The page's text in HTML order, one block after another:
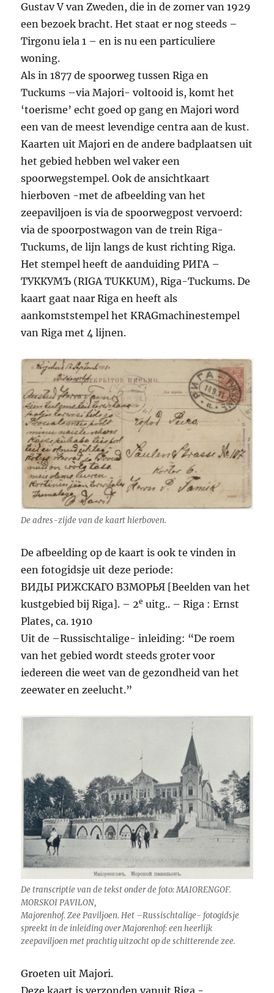
Gustav V van Zweden, die in de zomer van 1929
een bezoek bracht. Het staat er nog steeds –
Tirgonu iela 1 – en is nu een particuliere
woning.
Als in 1877 de spoorweg tussen Riga en
Tuckums –via Majori- voltooid is, komt het
‘toerisme’ echt goed op gang en Majori word
een van de meest levendige centra aan de kust.
Kaarten uit Majori en de andere badplaatsen uit
het gebied hebben wel vaker een
spoorwegstempel. Ook de ansichtkaart
hierboven -met de afbeelding van het
zeepaviljoen is via de spoorwegpost vervoerd:
via de spoorpostwagon van de trein Riga-
Tuckums, de lijn langs de kust richting Riga.
Het stempel heeft de aanduiding РИГА –
ТУККУМЪ (RIGA TUKKUM), Riga-Tuckums. De
kaart gaat naar Riga en heeft als
aankomststempel het KRAGmachinestempel
van Riga met 4 lijnen.
De adres-zijde van de kaart hierboven.
De afbeelding op de kaart is ook te vinden in
een fotogidsje uit deze periode:
ВИДЫ РИЖСКАГО ВЗМОРЬЯ [Beelden van het
kustgebied bij Riga]. – 2e uitg.. – Riga : Ernst
Plates, ca. 1910
Uit de –Russischtalige- inleiding: “De roem
van het gebied wordt steeds groter voor
iedereen die weet van de gezondheid van het
zeewater en zeelucht.”
De transcriptie van de tekst onder de foto: MAIORENGOF.
MORSKOI PAVILON,
Majorenhof. Zee Paviljoen. Het –Russischtalige- fotogidsje
spreekt in de inleiding over Majorenhof: een heerlijk
zeepaviljoen met prachtig uitzocht op de schitterende zee.
Groeten uit Majori.
Deze kaart is verzonden vanuit Riga -